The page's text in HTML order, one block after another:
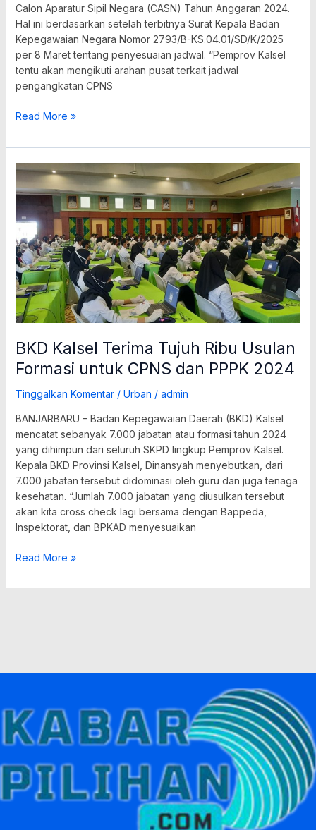
Calon Aparatur Sipil Negara (CASN) Tahun Anggaran 2024.
Hal ini berdasarkan setelah terbitnya Surat Kepala Badan
Kepegawaian Negara Nomor 2793/B-KS.04.01/SD/K/2025
per 8 Maret tentang penyesuaian jadwal. “Pemprov Kalsel
tentu akan mengikuti arahan pusat terkait jadwal
pengangkatan CPNS
Read More »
BKD Kalsel Terima Tujuh Ribu Usulan
Formasi untuk CPNS dan PPPK 2024
Tinggalkan Komentar / Urban / admin
BANJARBARU – Badan Kepegawaian Daerah (BKD) Kalsel
mencatat sebanyak 7.000 jabatan atau formasi tahun 2024
yang dihimpun dari seluruh SKPD lingkup Pemprov Kalsel.
Kepala BKD Provinsi Kalsel, Dinansyah menyebutkan, dari
7.000 jabatan tersebut didominasi oleh guru dan juga tenaga
kesehatan. “Jumlah 7.000 jabatan yang diusulkan tersebut
akan kita cross check lagi bersama dengan Bappeda,
Inspektorat, dan BPKAD menyesuaikan
BKD
Kalsel
Terima
Tujuh
Ribu
Usulan
Formasi
untuk
CPNS
dan
PPPK
2024
Read More »